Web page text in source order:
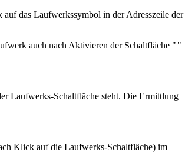
auf das Laufwerkssymbol in der Adresszeile der
auch nach Aktivieren der Schaltfläche " "
Laufwerks-Schaltfläche steht. Die Ermittlung
Klick auf die Laufwerks-Schaltfläche) im